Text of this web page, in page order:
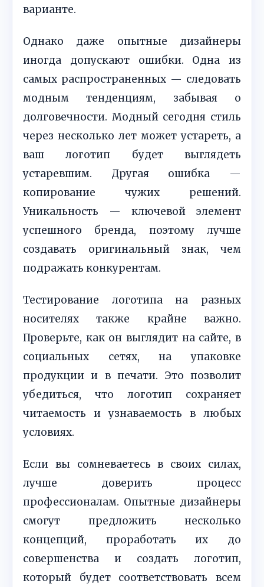
варианте.
Однако даже опытные дизайнеры
иногда допускают ошибки. Одна из
самых распространенных — следовать
модным тенденциям, забывая о
долговечности. Модный сегодня стиль
через несколько лет может устареть, а
ваш логотип будет выглядеть
устаревшим. Другая ошибка —
копирование чужих решений.
Уникальность — ключевой элемент
успешного бренда, поэтому лучше
создавать оригинальный знак, чем
подражать конкурентам.
Тестирование логотипа на разных
носителях также крайне важно.
Проверьте, как он выглядит на сайте, в
социальных сетях, на упаковке
продукции и в печати. Это позволит
убедиться, что логотип сохраняет
читаемость и узнаваемость в любых
условиях.
Если вы сомневаетесь в своих силах,
лучше доверить процесс
профессионалам. Опытные дизайнеры
смогут предложить несколько
концепций, проработать их до
совершенства и создать логотип,
который будет соответствовать всем